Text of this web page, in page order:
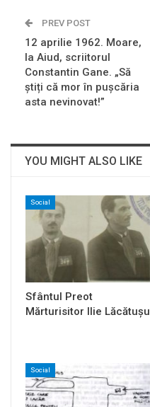
PREV POST
12 aprilie 1962. Moare,
la Aiud, scriitorul
Constantin Gane. „Să
știți că mor în pușcăria
asta nevinovat!”
YOU MIGHT ALSO LIKE
Social
Sfântul Preot
Mărturisitor Ilie Lăcătușu
Social